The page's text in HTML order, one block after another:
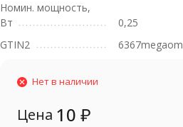
Номин. мощность,
Вт
0,25
GTIN2
6367megaom
Нет в наличии
Цена 10 ₽